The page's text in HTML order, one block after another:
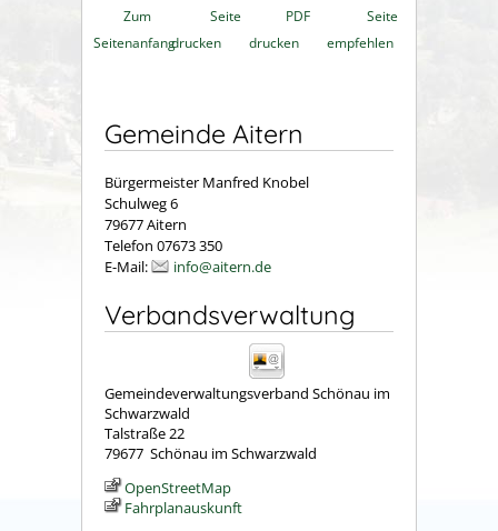
Zum
Seitenanfang
Seite
drucken
PDF
drucken
Seite
empfehlen
Gemeinde Aitern
Bürgermeister Manfred Knobel
Schulweg 6
79677 Aitern
Telefon 07673 350
E-Mail:
info@aitern.de
Verbandsverwaltung
Gemeindeverwaltungsverband Schönau im
Schwarzwald
Talstraße 22
79677 Schönau im Schwarzwald
OpenStreetMap
Fahrplanauskunft